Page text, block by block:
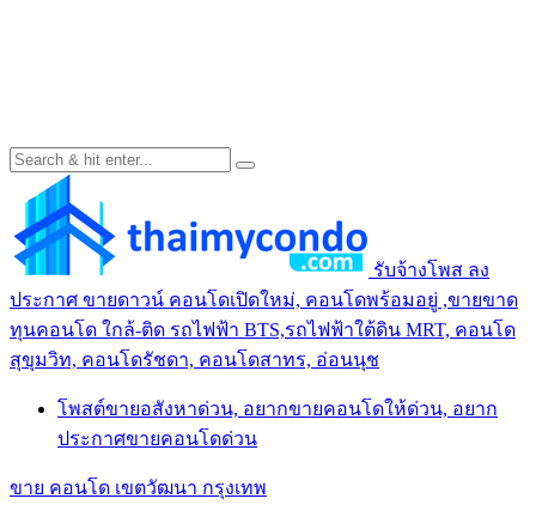
รับจ้างโพส ลง
ประกาศ ขายดาวน์ คอนโดเปิดใหม่, คอนโดพร้อมอยู่ ,ขายขาด
ทุนคอนโด ใกล้-ติด รถไฟฟ้า BTS,รถไฟฟ้าใต้ดิน MRT, คอนโด
สุขุมวิท, คอนโดรัชดา, คอนโดสาทร, อ่อนนุช
โพสต์ขายอสังหาด่วน, อยากขายคอนโดให้ด่วน, อยาก
ประกาศขายคอนโดด่วน
ขาย คอนโด เขตวัฒนา กรุงเทพ